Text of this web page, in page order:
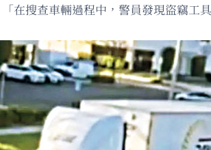
在搜查車輛過程中，警員發現盜竊